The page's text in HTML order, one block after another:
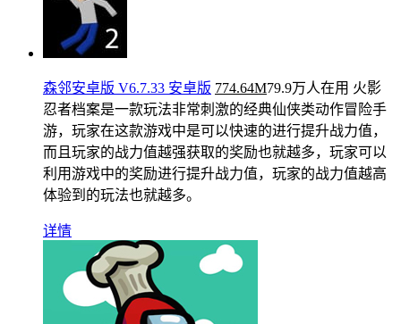
森邻安卓版 V6.7.33 安卓版 774.64M79.9万人在用 火影
忍者档案是一款玩法非常刺激的经典仙侠类动作冒险手
游，玩家在这款游戏中是可以快速的进行提升战力值，
而且玩家的战力值越强获取的奖励也就越多，玩家可以
利用游戏中的奖励进行提升战力值，玩家的战力值越高
体验到的玩法也就越多。
详情